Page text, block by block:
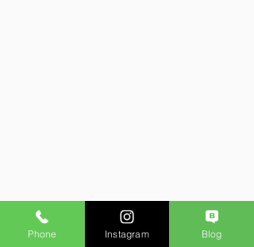
Phone Instagram Blog